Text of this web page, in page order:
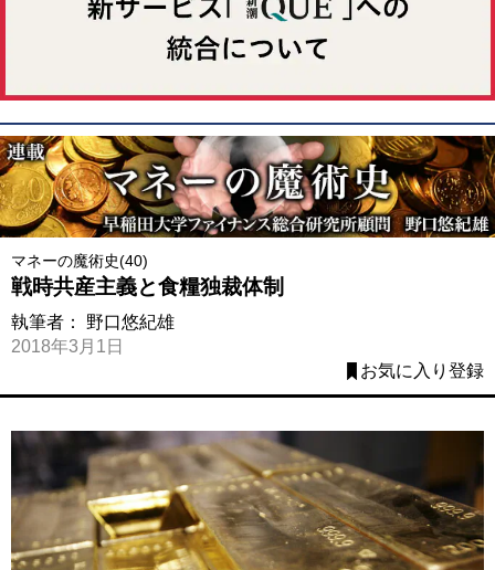
マネーの魔術史(40)
戦時共産主義と食糧独裁体制
執筆者： 野口悠紀雄
2018年3月1日
お気に入り登録